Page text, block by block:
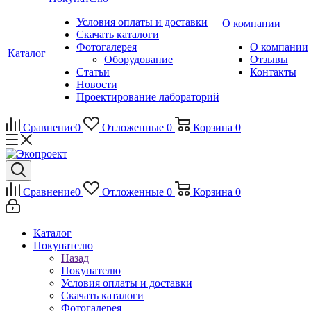
Каталог
Условия оплаты и доставки
Скачать каталоги
Фотогалерея
Оборудование
Статьи
Новости
Проектирование лабораторий
О компании
О компании
Отзывы
Контакты
Сравнение0 Отложенные 0 Корзина 0
Сравнение0 Отложенные 0 Корзина 0
Каталог
Покупателю
Назад
Покупателю
Условия оплаты и доставки
Скачать каталоги
Фотогалерея